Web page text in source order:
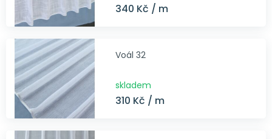
340 Kč / m
Voál 32
skladem
310 Kč / m